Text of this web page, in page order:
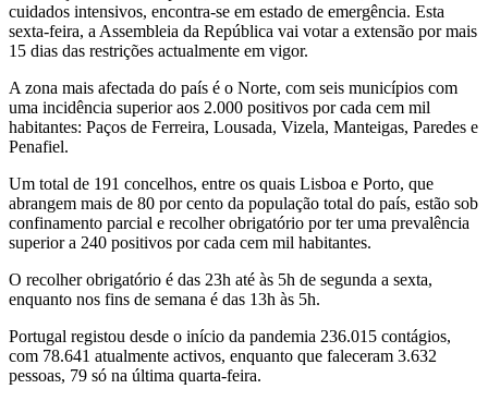
cuidados intensivos, encontra-se em estado de emergência. Esta
sexta-feira, a Assembleia da República vai votar a extensão por mais
15 dias das restrições actualmente em vigor.
A zona mais afectada do país é o Norte, com seis municípios com
uma incidência superior aos 2.000 positivos por cada cem mil
habitantes: Paços de Ferreira, Lousada, Vizela, Manteigas, Paredes e
Penafiel.
Um total de 191 concelhos, entre os quais Lisboa e Porto, que
abrangem mais de 80 por cento da população total do país, estão sob
confinamento parcial e recolher obrigatório por ter uma prevalência
superior a 240 positivos por cada cem mil habitantes.
O recolher obrigatório é das 23h até às 5h de segunda a sexta,
enquanto nos fins de semana é das 13h às 5h.
Portugal registou desde o início da pandemia 236.015 contágios,
com 78.641 atualmente activos, enquanto que faleceram 3.632
pessoas, 79 só na última quarta-feira.